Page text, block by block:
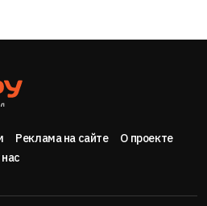
Реклама на сайте
О проекте